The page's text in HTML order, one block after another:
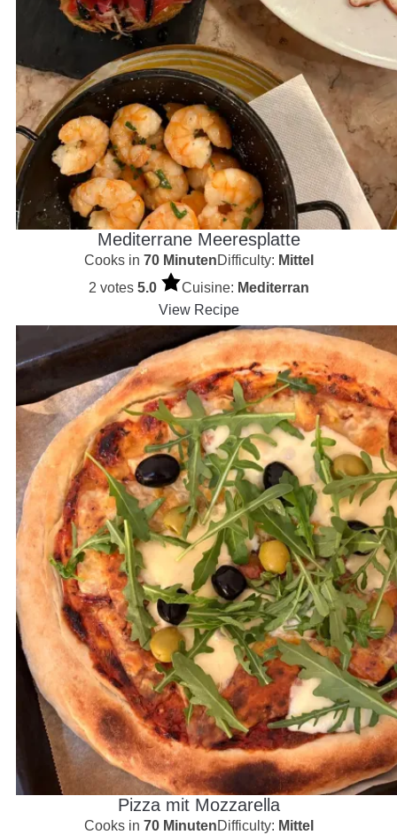
Mediterrane Meeresplatte
Cooks in 70 MinutenDifficulty: Mittel
2 votes 5.0 Cuisine: Mediterran
View Recipe
Pizza mit Mozzarella
Cooks in 70 MinutenDifficulty: Mittel